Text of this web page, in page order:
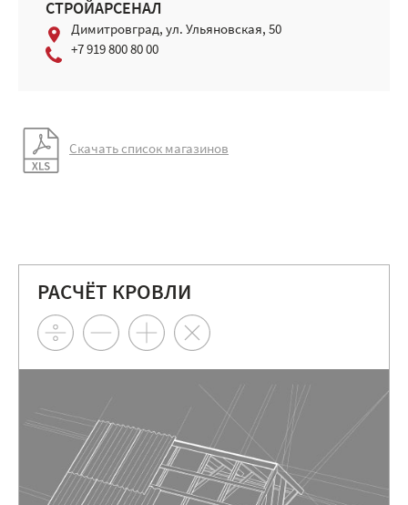
СТРОЙАРСЕНАЛ
Димитровград, ул. Ульяновская, 50
+7 919 800 80 00
Скачать список магазинов
РАСЧЁТ КРОВЛИ